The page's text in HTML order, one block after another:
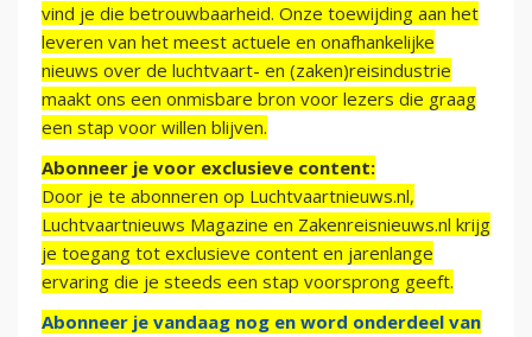
vind je die betrouwbaarheid. Onze toewijding aan het
leveren van het meest actuele en onafhankelijke
nieuws over de luchtvaart- en (zaken)reisindustrie
maakt ons een onmisbare bron voor lezers die graag
een stap voor willen blijven.
Abonneer je voor exclusieve content:
Door je te abonneren op Luchtvaartnieuws.nl,
Luchtvaartnieuws Magazine en Zakenreisnieuws.nl krijg
je toegang tot exclusieve content en jarenlange
ervaring die je steeds een stap voorsprong geeft.
Abonneer je vandaag nog en word onderdeel van